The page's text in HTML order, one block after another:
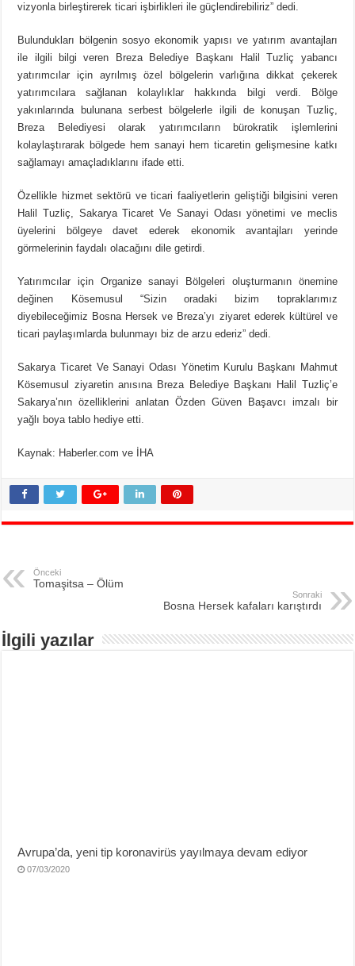
vizyonla birleştirerek ticari işbirlikleri ile güçlendirebiliriz” dedi.
Bulundukları bölgenin sosyo ekonomik yapısı ve yatırım avantajları
ile ilgili bilgi veren Breza Belediye Başkanı Halil Tuzliç yabancı
yatırımcılar için ayrılmış özel bölgelerin varlığına dikkat çekerek
yatırımcılara sağlanan kolaylıklar hakkında bilgi verdi. Bölge
yakınlarında bulunana serbest bölgelerle ilgili de konuşan Tuzliç,
Breza Belediyesi olarak yatırımcıların bürokratik işlemlerini
kolaylaştırarak bölgede hem sanayi hem ticaretin gelişmesine katkı
sağlamayı amaçladıklarını ifade etti.
Özellikle hizmet sektörü ve ticari faaliyetlerin geliştiği bilgisini veren
Halil Tuzliç, Sakarya Ticaret Ve Sanayi Odası yönetimi ve meclis
üyelerini bölgeye davet ederek ekonomik avantajları yerinde
görmelerinin faydalı olacağını dile getirdi.
Yatırımcılar için Organize sanayi Bölgeleri oluşturmanın önemine
değinen Kösemusul “Sizin oradaki bizim topraklarımız
diyebileceğimiz Bosna Hersek ve Breza’yı ziyaret ederek kültürel ve
ticari paylaşımlarda bulunmayı biz de arzu ederiz” dedi.
Sakarya Ticaret Ve Sanayi Odası Yönetim Kurulu Başkanı Mahmut
Kösemusul ziyaretin anısına Breza Belediye Başkanı Halil Tuzliç’e
Sakarya’nın özelliklerini anlatan Özden Güven Başavcı imzalı bir
yağlı boya tablo hediye etti.
Kaynak: Haberler.com ve İHA
Önceki
Tomaşitsa – Ölüm
Sonraki
Bosna Hersek kafaları karıştırdı
İlgili yazılar
Avrupa’da, yeni tip koronavirüs yayılmaya devam ediyor
07/03/2020